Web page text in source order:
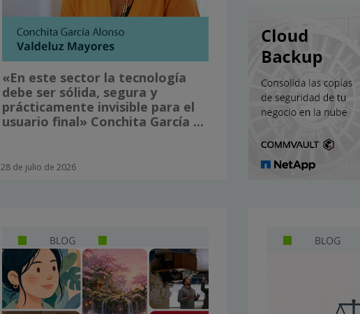
«En este sector la tecnología
debe ser sólida, segura y
prácticamente invisible para el
usuario final» Conchita García ...
28 de julio de 2026